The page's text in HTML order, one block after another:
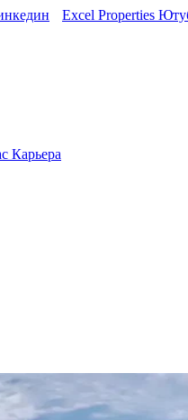
Excel Properties
Карьера